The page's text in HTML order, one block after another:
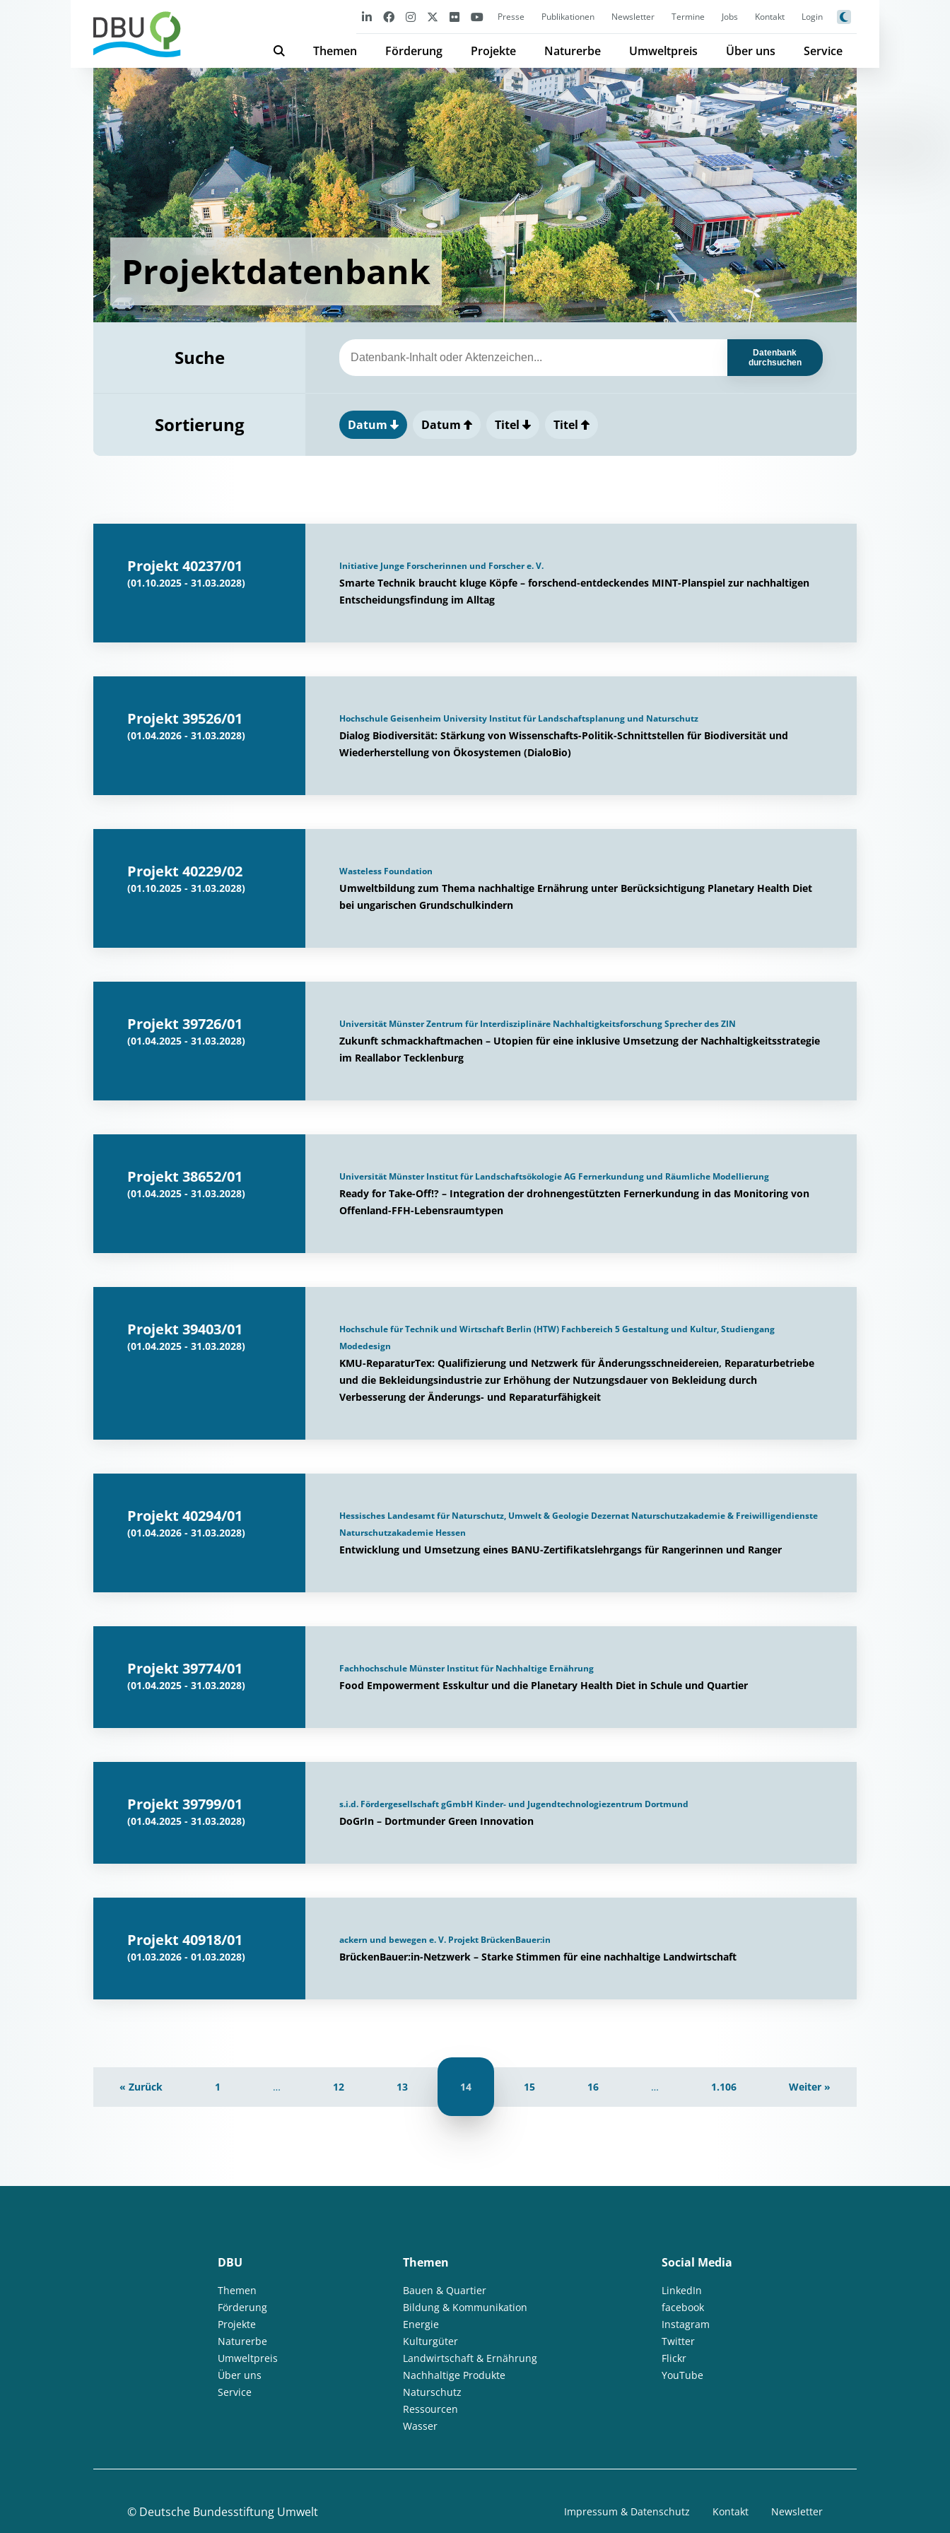
Presse Publikationen Newsletter Termine Jobs Kontakt Login
Themen Förderung Projekte Naturerbe Umweltpreis Über uns Service
Projektdatenbank
Suche
Datenbank
durchsuchen
Sortierung Datum Datum Titel Titel
Projekt 40237/01
(01.10.2025 - 31.03.2028)
Initiative Junge Forscherinnen und Forscher e. V.
Smarte Technik braucht kluge Köpfe – forschend-entdeckendes MINT-Planspiel zur nachhaltigen
Entscheidungsfindung im Alltag
Projekt 39526/01
(01.04.2026 - 31.03.2028)
Hochschule Geisenheim University Institut für Landschaftsplanung und Naturschutz
Dialog Biodiversität: Stärkung von Wissenschafts-Politik-Schnittstellen für Biodiversität und
Wiederherstellung von Ökosystemen (DialoBio)
Projekt 40229/02
(01.10.2025 - 31.03.2028)
Wasteless Foundation
Umweltbildung zum Thema nachhaltige Ernährung unter Berücksichtigung Planetary Health Diet
bei ungarischen Grundschulkindern
Projekt 39726/01
(01.04.2025 - 31.03.2028)
Universität Münster Zentrum für Interdisziplinäre Nachhaltigkeitsforschung Sprecher des ZIN
Zukunft schmackhaftmachen – Utopien für eine inklusive Umsetzung der Nachhaltigkeitsstrategie
im Reallabor Tecklenburg
Projekt 38652/01
(01.04.2025 - 31.03.2028)
Universität Münster Institut für Landschaftsökologie AG Fernerkundung und Räumliche Modellierung
Ready for Take-Off!? – Integration der drohnengestützten Fernerkundung in das Monitoring von
Offenland-FFH-Lebensraumtypen
Projekt 39403/01
(01.04.2025 - 31.03.2028)
Hochschule für Technik und Wirtschaft Berlin (HTW) Fachbereich 5 Gestaltung und Kultur, Studiengang
Modedesign
KMU-ReparaturTex: Qualifizierung und Netzwerk für Änderungsschneidereien, Reparaturbetriebe
und die Bekleidungsindustrie zur Erhöhung der Nutzungsdauer von Bekleidung durch
Verbesserung der Änderungs- und Reparaturfähigkeit
Projekt 40294/01
(01.04.2026 - 31.03.2028)
Hessisches Landesamt für Naturschutz, Umwelt & Geologie Dezernat Naturschutzakademie & Freiwilligendienste
Naturschutzakademie Hessen
Entwicklung und Umsetzung eines BANU-Zertifikatslehrgangs für Rangerinnen und Ranger
Projekt 39774/01
(01.04.2025 - 31.03.2028)
Fachhochschule Münster Institut für Nachhaltige Ernährung
Food Empowerment Esskultur und die Planetary Health Diet in Schule und Quartier
Projekt 39799/01
(01.04.2025 - 31.03.2028)
s.i.d. Fördergesellschaft gGmbH Kinder- und Jugendtechnologiezentrum Dortmund
DoGrIn – Dortmunder Green Innovation
Projekt 40918/01
(01.03.2026 - 01.03.2028)
ackern und bewegen e. V. Projekt BrückenBauer:in
BrückenBauer:in-Netzwerk – Starke Stimmen für eine nachhaltige Landwirtschaft
« Zurück 1 … 12 13 14 15 16 … 1.106 Weiter »
DBU
Themen
Förderung
Projekte
Naturerbe
Umweltpreis
Über uns
Service
Themen
Bauen & Quartier
Bildung & Kommunikation
Energie
Kulturgüter
Landwirtschaft & Ernährung
Nachhaltige Produkte
Naturschutz
Ressourcen
Wasser
Social Media
LinkedIn
facebook
Instagram
Twitter
Flickr
YouTube
© Deutsche Bundesstiftung Umwelt Impressum & Datenschutz Kontakt Newsletter